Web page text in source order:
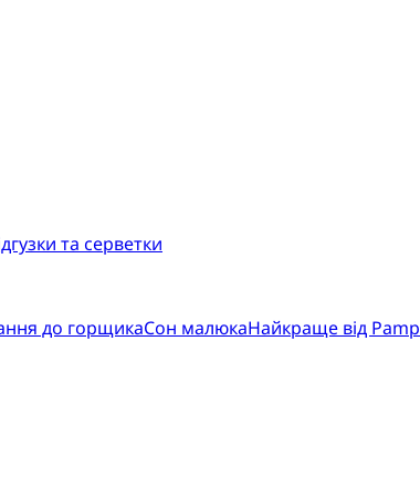
та серветки
до горщикаСон малюкаНайкраще від